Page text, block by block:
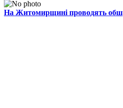
На Житомирщині проводять